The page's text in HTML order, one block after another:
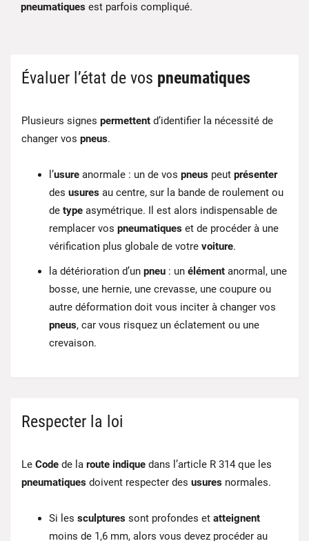
pneumatiques est parfois compliqué.
Évaluer l’état de vos pneumatiques
Plusieurs signes permettent d’identifier la nécessité de
changer vos pneus.
l’usure anormale : un de vos pneus peut présenter
des usures au centre, sur la bande de roulement ou
de type asymétrique. Il est alors indispensable de
remplacer vos pneumatiques et de procéder à une
vérification plus globale de votre voiture.
la détérioration d’un pneu : un élément anormal, une
bosse, une hernie, une crevasse, une coupure ou
autre déformation doit vous inciter à changer vos
pneus, car vous risquez un éclatement ou une
crevaison.
Respecter la loi
Le Code de la route indique dans l’article R 314 que les
pneumatiques doivent respecter des usures normales.
Si les sculptures sont profondes et atteignent
moins de 1,6 mm, alors vous devez procéder au